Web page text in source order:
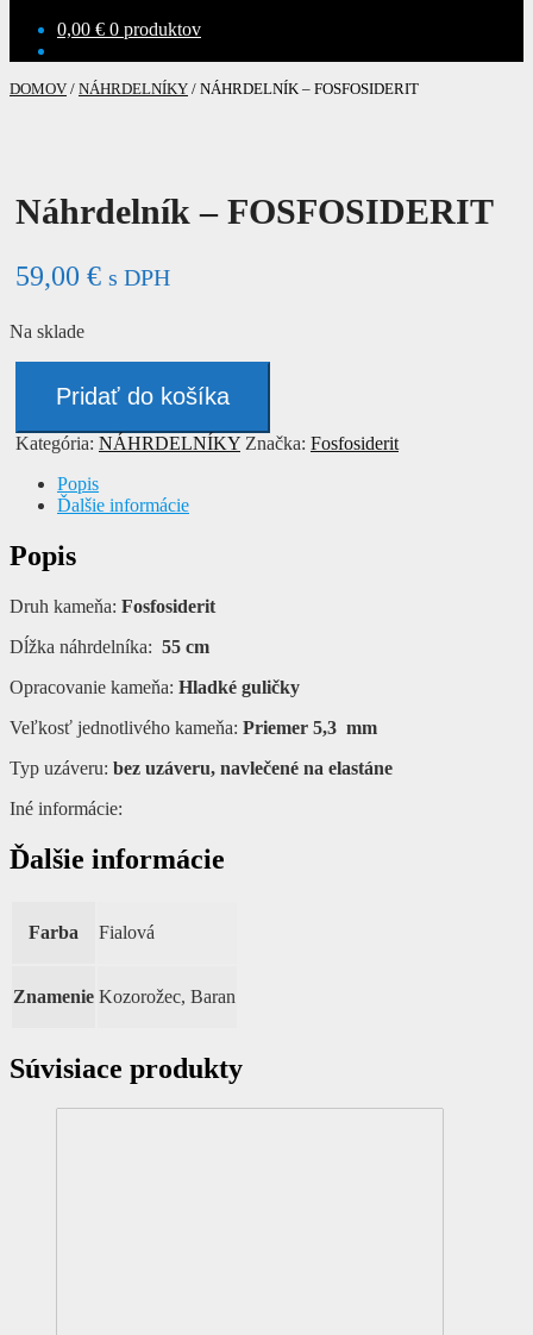
0,00 € 0 produktov
DOMOV / NÁHRDELNÍKY / NÁHRDELNÍK – FOSFOSIDERIT
Náhrdelník – FOSFOSIDERIT
59,00 € s DPH
Na sklade
Náhrdelník
FOSFOSIDERIT
Pridať do košíka
Kategória: NÁHRDELNÍKY Značka: Fosfosiderit
Popis
Ďalšie informácie
Popis
Druh kameňa: Fosfosiderit
Dĺžka náhrdelníka: 55 cm
Opracovanie kameňa: Hladké guličky
Veľkosť jednotlivého kameňa: Priemer 5,3 mm
Typ uzáveru: bez uzáveru, navlečené na elastáne
Iné informácie:
Ďalšie informácie
Farba Fialová
Znamenie Kozorožec, Baran
Súvisiace produkty